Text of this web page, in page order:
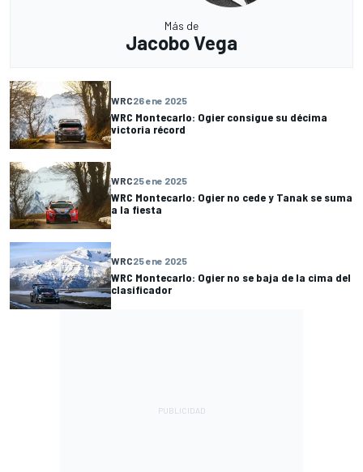
Más de
Jacobo Vega
WRC26 ene 2025
WRC Montecarlo: Ogier consigue su décima
victoria récord
WRC25 ene 2025
WRC Montecarlo: Ogier no cede y Tanak se suma
a la fiesta
WRC25 ene 2025
WRC Montecarlo: Ogier no se baja de la cima del
clasificador